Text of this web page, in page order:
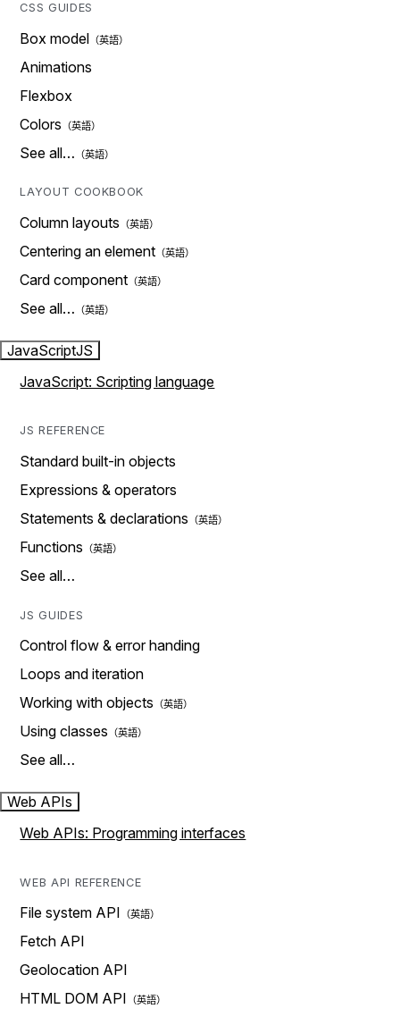
CSS GUIDES
Box model
Animations
Flexbox
Colors
See all…
LAYOUT COOKBOOK
Column layouts
Centering an element
Card component
See all…
JavaScriptJS
JavaScript: Scripting language
JS REFERENCE
Standard built-in objects
Expressions & operators
Statements & declarations
Functions
See all…
JS GUIDES
Control flow & error handing
Loops and iteration
Working with objects
Using classes
See all…
Web APIs
Web APIs: Programming interfaces
WEB API REFERENCE
File system API
Fetch API
Geolocation API
HTML DOM API